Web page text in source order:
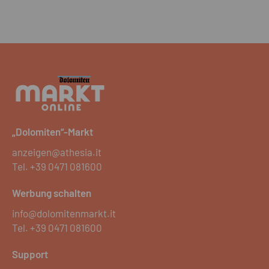
Delivery-Station kombiniert mit einem
nachhaltigen Konzept dank Fernwärme,
Komfort-Wohnraumlüftung und
Highlights des neuen Projektes.
„Dolomiten“-Markt
anzeigen@athesia.it
Tel. +39 0471 081600
Werbung schalten
info@dolomitenmarkt.it
Tel. +39 0471 081600
Support